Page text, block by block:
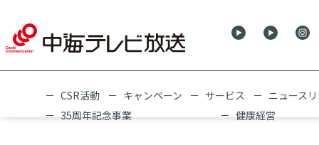
CSR活動 キャンペーン サービス
ニュース
35周年記念事業
健康経営